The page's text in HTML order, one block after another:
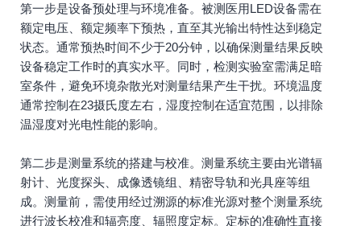
第一步是设备预处理与环境准备。被测医用LED设备需在
额定电压、额定频率下预热，直至其光输出特性达到稳定
状态。通常预热时间不少于20分钟，以确保测量结果反映
设备稳定工作时的真实水平。同时，检测实验室需满足暗
室条件，避免环境杂散光对测量结果产生干扰。环境温度
通常控制在23摄氏度左右，湿度控制在适宜范围，以排除
温湿度对光电性能的影响。
第二步是测量系统的搭建与校准。测量系统主要由光谱辐
射计、光度探头、成像透镜组、精密导轨和光具座等组
成。测量前，需使用经过溯源的标准光源对整个测量系统
进行波长校准和辐亮度、辐照度定标。定标的准确性直接